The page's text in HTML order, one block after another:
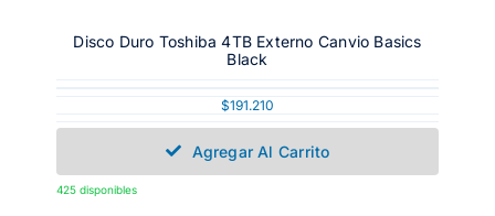
Disco Duro Toshiba 4TB Externo Canvio Basics
Black
$191.210
Agregar Al Carrito
425 disponibles